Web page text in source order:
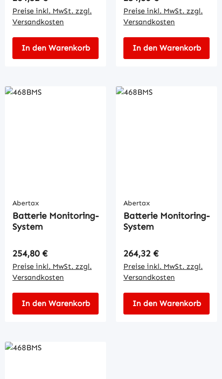
Preise inkl. MwSt. zzgl.
Versandkosten
In den Warenkorb
Preise inkl. MwSt. zzgl.
Versandkosten
In den Warenkorb
Abertax
Batterie Monitoring-
System
Regulärer Preis:
254,80 €
Preise inkl. MwSt. zzgl.
Versandkosten
In den Warenkorb
Abertax
Batterie Monitoring-
System
Regulärer Preis:
264,32 €
Preise inkl. MwSt. zzgl.
Versandkosten
In den Warenkorb